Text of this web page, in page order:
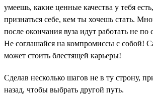
умеешь, какие ценные качества у тебя
признаться себе, кем ты хочешь стать.
после окончания вуза идут работать не по
Не соглашайся на компромиссы с собой!
может стоить блестящей карьеры!
Сделав несколько шагов не в ту строну,
назад, чтобы выбрать другой путь.